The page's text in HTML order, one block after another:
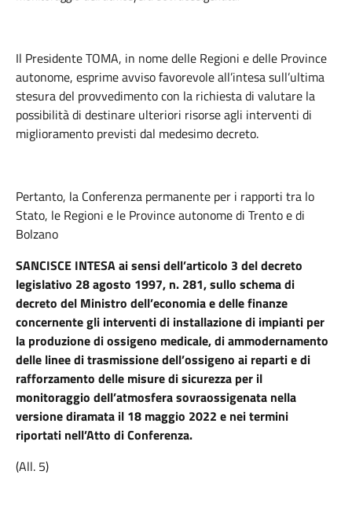
Il Presidente TOMA, in nome delle Regioni e delle Province
autonome, esprime avviso favorevole all’intesa sull’ultima
stesura del provvedimento con la richiesta di valutare la
possibilità di destinare ulteriori risorse agli interventi di
miglioramento previsti dal medesimo decreto.
Pertanto, la Conferenza permanente per i rapporti tra lo
Stato, le Regioni e le Province autonome di Trento e di
Bolzano
SANCISCE INTESA ai sensi dell’articolo 3 del decreto
legislativo 28 agosto 1997, n. 281, sullo schema di
decreto del Ministro dell’economia e delle finanze
concernente gli interventi di installazione di impianti per
la produzione di ossigeno medicale, di ammodernamento
delle linee di trasmissione dell’ossigeno ai reparti e di
rafforzamento delle misure di sicurezza per il
monitoraggio dell’atmosfera sovraossigenata nella
versione diramata il 18 maggio 2022 e nei termini
riportati nell’Atto di Conferenza.
(All. 5)